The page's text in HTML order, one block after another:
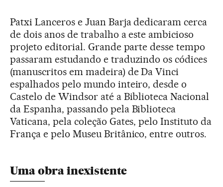
Patxi Lanceros e Juan Barja dedicaram cerca
de dois anos de trabalho a este ambicioso
projeto editorial. Grande parte desse tempo
passaram estudando e traduzindo os códices
(manuscritos em madeira) de Da Vinci
espalhados pelo mundo inteiro, desde o
Castelo de Windsor até a Biblioteca Nacional
da Espanha, passando pela Biblioteca
Vaticana, pela coleção Gates, pelo Instituto da
França e pelo Museu Britânico, entre outros.
Uma obra inexistente